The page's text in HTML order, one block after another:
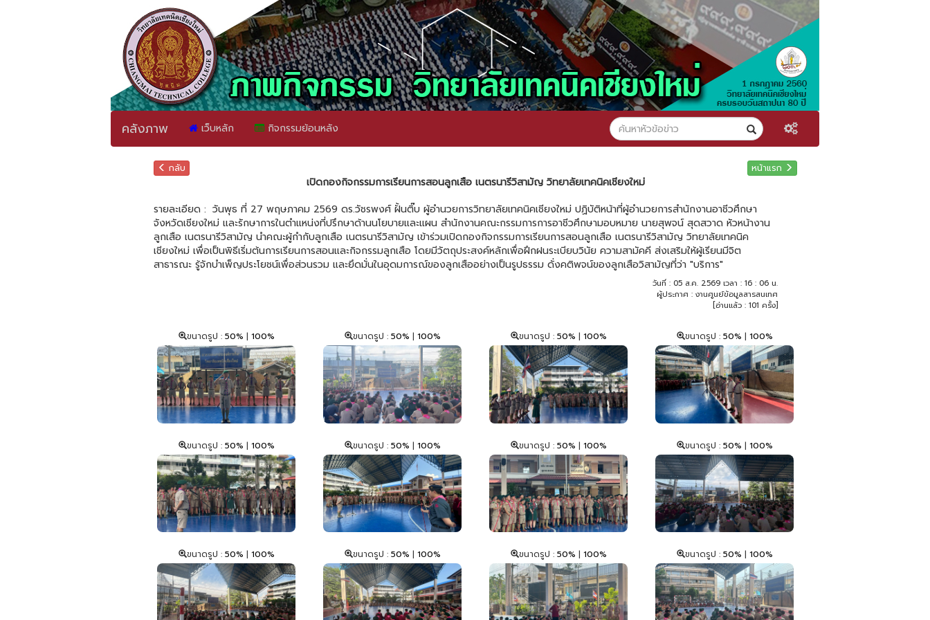
คลังภาพ เว็บหลัก กิจกรรมย้อนหลัง
กลับ หน้าแรก
เปิดกองกิจกรรมการเรียนการสอนลูกเสือ เนตรนารีวิสามัญ วิทยาลัยเทคนิคเชียงใหม่
รายละเอียด : วันพุธ ที่ 27 พฤษภาคม 2569 ดร.วัชรพงศ์ ฝั้นติ๊บ ผู้อำนวยการวิทยาลัยเทคนิคเชียงใหม่ ปฏิบัติหน้าที่ผู้อำนวยการสำนักงานอาชีวศึกษา
จังหวัดเชียงใหม่ และรักษาการในตำแหน่งที่ปรึกษาด้านนโยบายและแผน สำนักงานคณะกรรมการการอาชีวศึกษามอบหมาย นายสุพจน์ สุดสวาด หัวหน้างาน
ลูกเสือ เนตรนารีวิสามัญ นำคณะผู้กำกับลูกเสือ เนตรนารีวิสามัญ เข้าร่วมเปิดกองกิจกรรมการเรียนการสอนลูกเสือ เนตรนารีวิสามัญ วิทยาลัยเทคนิค
เชียงใหม่ เพื่อเป็นพิธีเริ่มต้นการเรียนการสอนและกิจกรรมลูกเสือ โดยมีวัตถุประสงค์หลักเพื่อฝึกฝนระเบียบวินัย ความสามัคคี ส่งเสริมให้ผู้เรียนมีจิต
สาธารณะ รู้จักบำเพ็ญประโยชน์เพื่อส่วนรวม และยึดมั่นในอุดมการณ์ของลูกเสืออย่างเป็นรูปธรรม ดั่งคติพจน์ของลูกเสือวิสามัญที่ว่า "บริการ"
วันที่ : 05 ส.ค. 2569 เวลา : 16 : 06 น.
ผู้ประกาศ : งานศูนย์ข้อมูลสารสนเทศ
[อ่านแล้ว : 101 ครั้ง]
ขนาดรูป : 50% | 100% ขนาดรูป : 50% | 100% ขนาดรูป : 50% | 100% ขนาดรูป : 50% | 100%
ขนาดรูป : 50% | 100% ขนาดรูป : 50% | 100% ขนาดรูป : 50% | 100% ขนาดรูป : 50% | 100%
ขนาดรูป : 50% | 100% ขนาดรูป : 50% | 100% ขนาดรูป : 50% | 100% ขนาดรูป : 50% | 100%